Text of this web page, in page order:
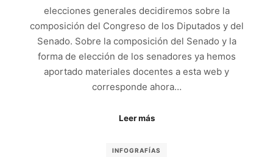
elecciones generales decidiremos sobre la
composición del Congreso de los Diputados y del
Senado. Sobre la composición del Senado y la
forma de elección de los senadores ya hemos
aportado materiales docentes a esta web y
corresponde ahora…
Leer más
INFOGRAFÍAS